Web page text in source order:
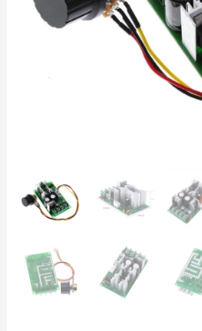
Řízení
ventilátorů,